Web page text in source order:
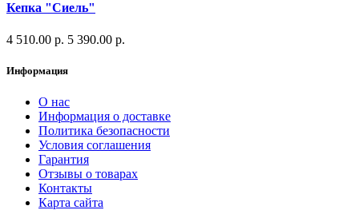
Кепка "Сиель"
4 510.00 р. 5 390.00 р.
Информация
О нас
Информация о доставке
Политика безопасности
Условия соглашения
Гарантия
Отзывы о товарах
Контакты
Карта сайта